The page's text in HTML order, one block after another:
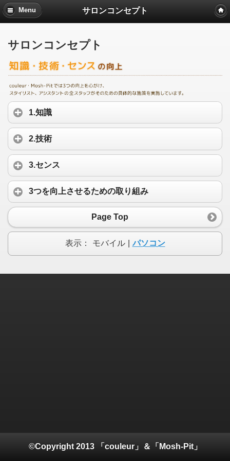
Menu サロンコンセプト
サロンコンセプト
1.知識
2.技術
3.センス
3つを向上させるための取り組み
Page Top
表示： モバイル パソコン
©Copyright 2013 「couleur」＆「Mosh-Pit」